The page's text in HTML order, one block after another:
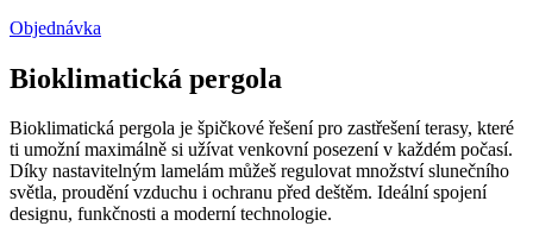
Objednávka
Bioklimatická pergola
Bioklimatická pergola je špičkové řešení pro zastřešení terasy, které
ti umožní maximálně si užívat venkovní posezení v každém počasí.
Díky nastavitelným lamelám můžeš regulovat množství slunečního
světla, proudění vzduchu i ochranu před deštěm. Ideální spojení
designu, funkčnosti a moderní technologie.